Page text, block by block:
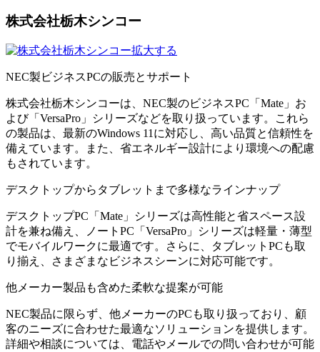
株式会社栃木シンコー
拡大する
NEC製ビジネスPCの販売とサポート
株式会社栃木シンコーは、NEC製のビジネスPC「Mate」お
よび「VersaPro」シリーズなどを取り扱っています。これら
の製品は、最新のWindows 11に対応し、高い品質と信頼性を
備えています。また、省エネルギー設計により環境への配慮
もされています。
デスクトップからタブレットまで多様なラインナップ
デスクトップPC「Mate」シリーズは高性能と省スペース設
計を兼ね備え、ノートPC「VersaPro」シリーズは軽量・薄型
でモバイルワークに最適です。さらに、タブレットPCも取
り揃え、さまざまなビジネスシーンに対応可能です。
他メーカー製品も含めた柔軟な提案が可能
NEC製品に限らず、他メーカーのPCも取り扱っており、顧
客のニーズに合わせた最適なソリューションを提供します。
詳細や相談については、電話やメールでの問い合わせが可能